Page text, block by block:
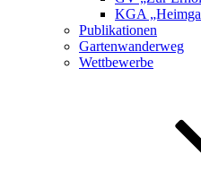
KGA
Publikationen
Gartenwanderweg
Wettbewerbe